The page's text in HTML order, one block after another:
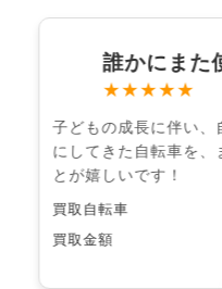
誰かにまた
★★★★★
子どもの成長に伴い、
にしてきた自転車を、
とが嬉しいです！
買取自転車
買取金額